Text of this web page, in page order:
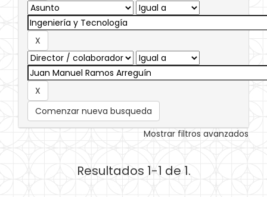
Comenzar nueva busqueda
Mostrar filtros avanzados
Resultados 1-1 de 1.